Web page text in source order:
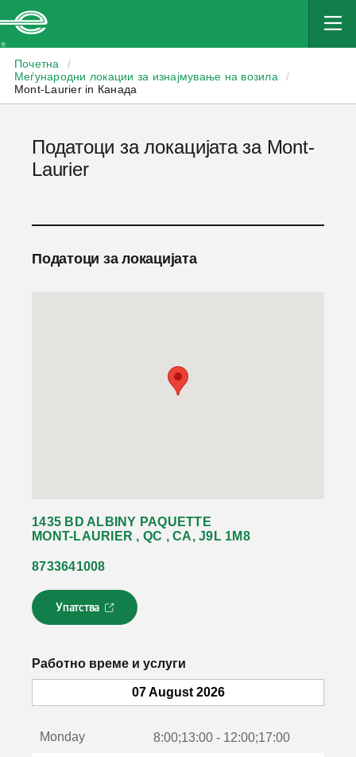
Почетна
/
Меѓународни локации за изнајмување на возила
/
Mont-Laurier in Канада
Податоци за локацијата за Mont-
Laurier
Податоци за локацијата
1435 BD ALBINY PAQUETTE
MONT-LAURIER , QC , CA, J9L 1M8
8733641008
Упатства
Л
и
к
с
Работно време и услуги
07 August 2026
Monday 8:00;13:00 - 12:00;17:00